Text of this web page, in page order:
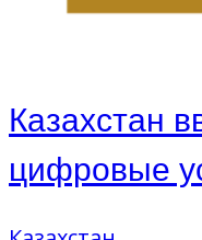
Казахстан
цифровые